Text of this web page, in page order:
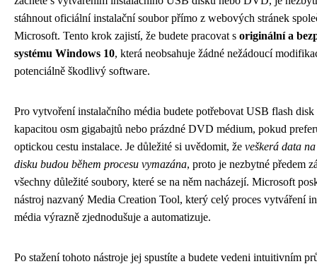
stáhnout oficiální instalační soubor přímo z webových stránek
Microsoft. Tento krok zajistí, že budete pracovat s originální a
systému Windows 10, která neobsahuje žádné nežádoucí
potenciálně škodlivý software.
Pro vytvoření instalačního média budete potřebovat USB flash
kapacitou osm gigabajtů nebo prázdné DVD médium, pokud
optickou cestu instalace. Je důležité si uvědomit, že veškerá data
disku budou během procesu vymazána, proto je nezbytné předem
všechny důležité soubory, které se na něm nacházejí. Microsoft
nástroj nazvaný Media Creation Tool, který celý proces vytváření
média výrazně zjednodušuje a automatizuje.
Po stažení tohoto nástroje jej spustíte a budete vedeni intuitivním